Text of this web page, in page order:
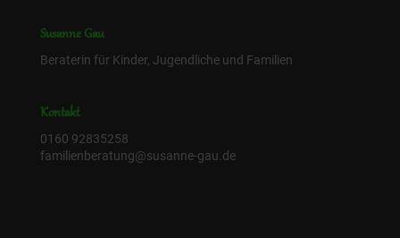
Susanne Gau
Beraterin für Kinder, Jugendliche und Familien
Kontakt
0160 92835258
familienberatung@susanne-gau.de